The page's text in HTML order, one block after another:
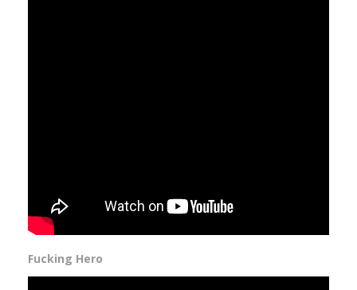
Fucking Hero